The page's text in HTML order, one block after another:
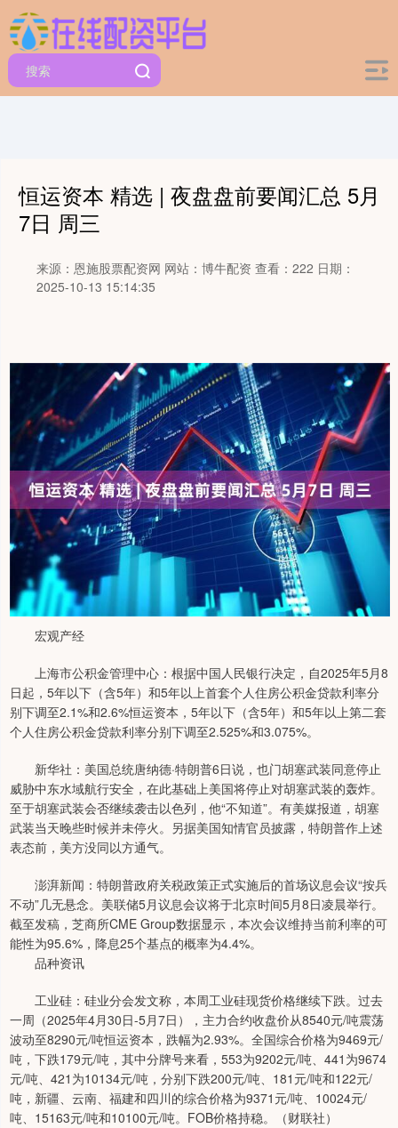
恒运资本 精选 | 夜盘盘前要闻汇总 5月
7日 周三
来源：恩施股票配资网 网站：博牛配资 查看：222 日期：
2025-10-13 15:14:35
宏观产经
上海市公积金管理中心：根据中国人民银行决定，自2025年5月8
日起，5年以下（含5年）和5年以上首套个人住房公积金贷款利率分
别下调至2.1%和2.6%恒运资本，5年以下（含5年）和5年以上第二套
个人住房公积金贷款利率分别下调至2.525%和3.075%。
新华社：美国总统唐纳德·特朗普6日说，也门胡塞武装同意停止
威胁中东水域航行安全，在此基础上美国将停止对胡塞武装的轰炸。
至于胡塞武装会否继续袭击以色列，他“不知道”。有美媒报道，胡塞
武装当天晚些时候并未停火。另据美国知情官员披露，特朗普作上述
表态前，美方没同以方通气。
澎湃新闻：特朗普政府关税政策正式实施后的首场议息会议“按兵
不动”几无悬念。美联储5月议息会议将于北京时间5月8日凌晨举行。
截至发稿，芝商所CME Group数据显示，本次会议维持当前利率的可
能性为95.6%，降息25个基点的概率为4.4%。
品种资讯
工业硅：硅业分会发文称，本周工业硅现货价格继续下跌。过去
一周（2025年4月30日-5月7日），主力合约收盘价从8540元/吨震荡
波动至8290元/吨恒运资本，跌幅为2.93%。全国综合价格为9469元/
吨，下跌179元/吨，其中分牌号来看，553为9202元/吨、441为9674
元/吨、421为10134元/吨，分别下跌200元/吨、181元/吨和122元/
吨，新疆、云南、福建和四川的综合价格为9371元/吨、10024元/
吨、15163元/吨和10100元/吨。FOB价格持稳。（财联社）